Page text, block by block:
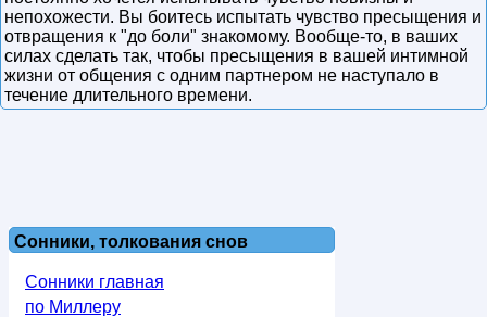
непохожести. Вы боитесь испытать чувство пресыщения и
отвращения к "до боли" знакомому. Вообще-то, в ваших
силах сделать так, чтобы пресыщения в вашей интимной
жизни от общения с одним партнером не наступало в
течение длительного времени.
Сонники, толкования снов
Сонники главная
по Миллеру